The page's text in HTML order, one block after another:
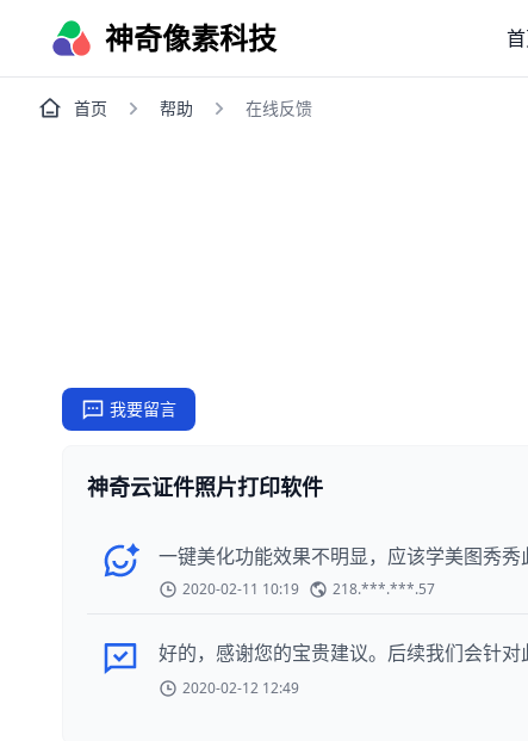
神奇像素科技
首页 帮助 在线反馈
我要留言
神奇云证件照片打印软件
一键美化功能效果不明显，应该学美图秀秀
2020-02-11 10:19 218.***.***.57
好的，感谢您的宝贵建议。后续我们会针对
2020-02-12 12:49